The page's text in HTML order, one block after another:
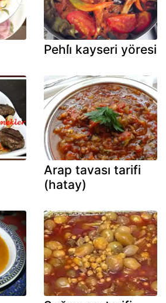
Pehli̇ kayseri yöresi
Arap tavası tarifi
(hatay)